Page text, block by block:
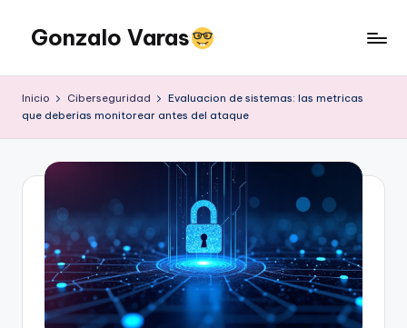
Saltar
contenido
Gonzalo Varas
que
suma
actitud
multiplica
Inicio Ciberseguridad
Evaluacion de sistemas: las metricas
que deberias monitorear antes del ataque